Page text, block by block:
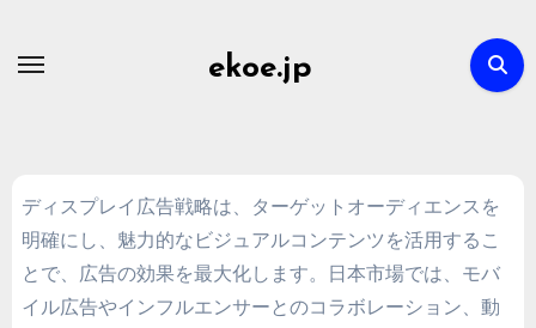
ekoe.jp
ディスプレイ広告戦略は、ターゲットオーディエンスを
明確にし、魅力的なビジュアルコンテンツを活用するこ
とで、広告の効果を最大化します。日本市場では、モバ
イル広告やインフルエンサーとのコラボレーション、動